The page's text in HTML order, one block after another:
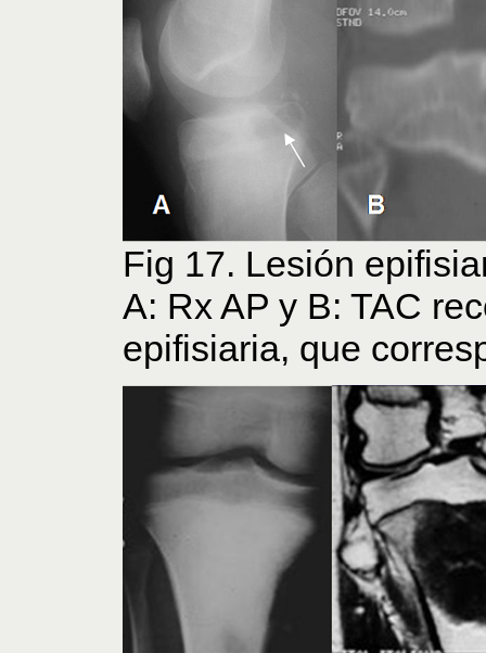
Fig 17. Lesión
A: Rx AP y B: TAC
epifisiaria, que